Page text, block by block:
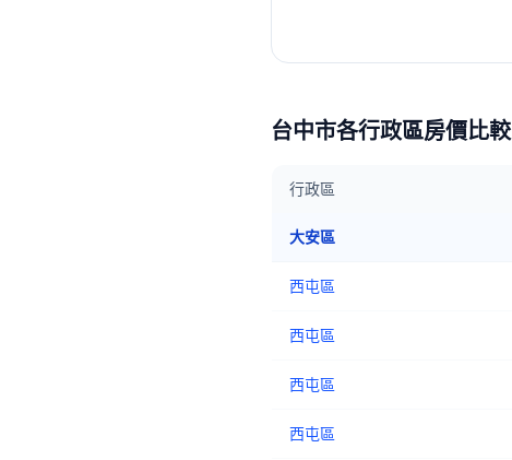
台中市各行政區房價比較
行政區
大安區
西屯區
西屯區
西屯區
西屯區